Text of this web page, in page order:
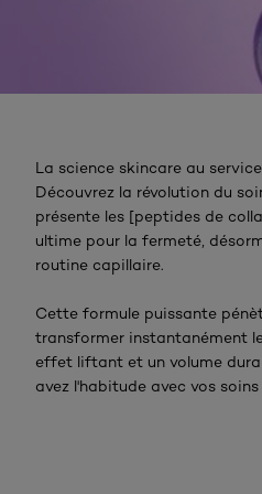
La science skincare au
Découvrez la révolution du
présente les [peptides de
ultime pour la fermeté,
routine capillaire.
Cette formule puissante
transformer instantanément
effet liftant et un volume
avez l'habitude avec vos soins